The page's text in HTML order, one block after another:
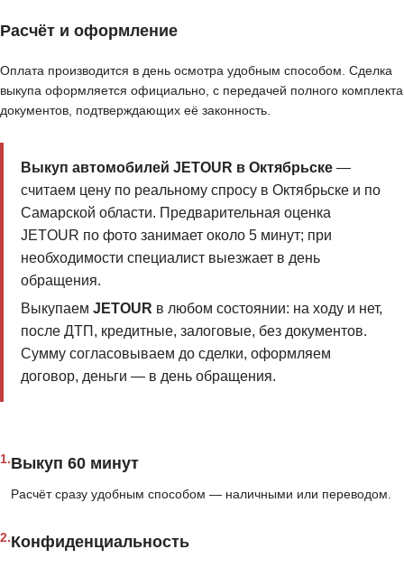
Расчёт и оформление
Оплата производится в день осмотра удобным способом. Сделка
выкупа оформляется официально, с передачей полного комплекта
документов, подтверждающих её законность.
Выкуп автомобилей JETOUR в Октябрьске—
считаем цену по реальному спросу в Октябрьске и по
Самарской области. Предварительная оценка
JETOUR по фото занимает около 5 минут; при
необходимости специалист выезжает в день
обращения.
Выкупаем JETOUR в любом состоянии: на ходу и нет,
после ДТП, кредитные, залоговые, без документов.
Сумму согласовываем до сделки, оформляем
договор, деньги — в день обращения.
1.Выкуп 60 минут
Расчёт сразу удобным способом — наличными или переводом.
2.Конфиденциальность